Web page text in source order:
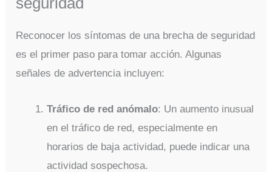
Reconocer los síntomas de una brecha de seguridad
es el primer paso para tomar acción. Algunas
señales de advertencia incluyen:
Tráfico de red anómalo: Un aumento inusual
en el tráfico de red, especialmente en
horarios de baja actividad, puede indicar una
actividad sospechosa.